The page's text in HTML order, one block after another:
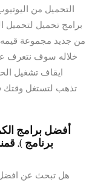
برامج تحميل لتحميل
من جديد مجموعة قيمه
خلاله سوف نتعرف
ايقاف تشغيل
تذهب لتستغل وقتك
برنامج ).
هل تبحث عن افضل